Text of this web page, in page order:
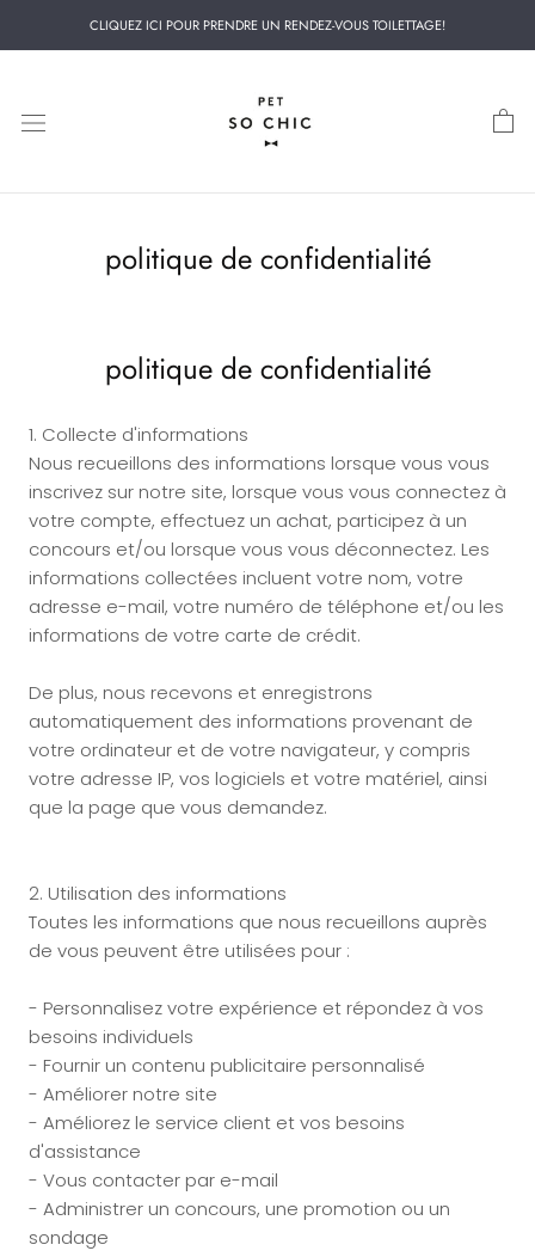
CLIQUEZ ICI POUR PRENDRE UN RENDEZ-VOUS TOILETTAGE!
politique de confidentialité
politique de confidentialité
1. Collecte d'informations
Nous recueillons des informations lorsque vous vous
inscrivez sur notre site, lorsque vous vous connectez à
votre compte, effectuez un achat, participez à un
concours et/ou lorsque vous vous déconnectez. Les
informations collectées incluent votre nom, votre
adresse e-mail, votre numéro de téléphone et/ou les
informations de votre carte de crédit.
De plus, nous recevons et enregistrons
automatiquement des informations provenant de
votre ordinateur et de votre navigateur, y compris
votre adresse IP, vos logiciels et votre matériel, ainsi
que la page que vous demandez.
2. Utilisation des informations
Toutes les informations que nous recueillons auprès
de vous peuvent être utilisées pour :
- Personnalisez votre expérience et répondez à vos
besoins individuels
- Fournir un contenu publicitaire personnalisé
- Améliorer notre site
- Améliorez le service client et vos besoins
d'assistance
- Vous contacter par e-mail
- Administrer un concours, une promotion ou un
sondage